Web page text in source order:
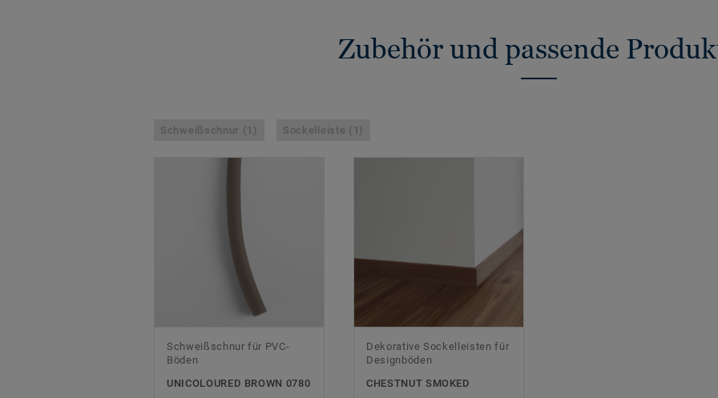
Zubehör und passende
Schweißschnur (1) Sockelleiste (1)
Schweißschnur für PVC-
Böden
UNICOLOURED BROWN 0780
Dekorative Sockelleisten für
Designböden
CHESTNUT SMOKED